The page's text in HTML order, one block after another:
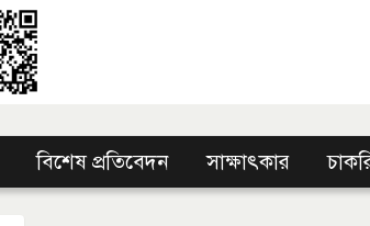
বিশেষ প্রতিবেদন সাক্ষাৎকার